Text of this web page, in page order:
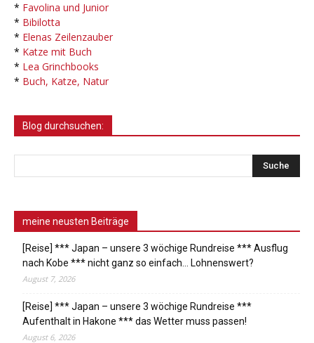
* Favolina und Junior
* Bibilotta
* Elenas Zeilenzauber
* Katze mit Buch
* Lea Grinchbooks
* Buch, Katze, Natur
Blog durchsuchen:
meine neusten Beiträge
[Reise] *** Japan – unsere 3 wöchige Rundreise *** Ausflug
nach Kobe *** nicht ganz so einfach… Lohnenswert?
August 7, 2026
[Reise] *** Japan – unsere 3 wöchige Rundreise ***
Aufenthalt in Hakone *** das Wetter muss passen!
August 6, 2026